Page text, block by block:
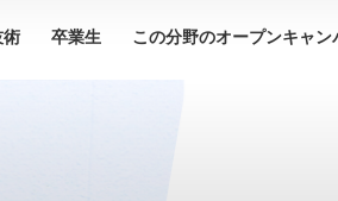
術 卒業生 この分野のオープンキャン